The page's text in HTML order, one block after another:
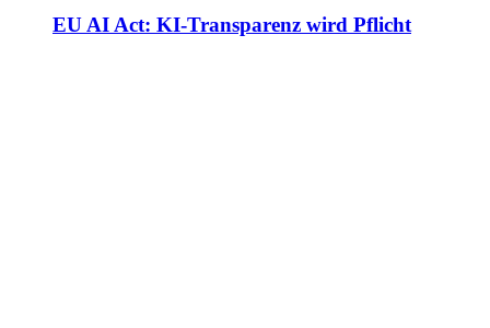
EU AI Act: KI-Transparenz wird Pflicht